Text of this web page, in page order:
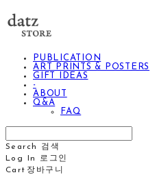
PUBLICATION
ART PRINTS & POSTERS
GIFT IDEAS
-
ABOUT
Q&A
FAQ
Search
검색
Log In
로그인
Cart 장바구니